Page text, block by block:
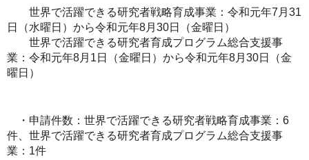
世界で活躍できる研究者戦略育成事業：令和元年7月31
日（水曜日）から令和元年8月30日（金曜日）
世界で活躍できる研究者育成プログラム総合支援事
業：令和元年8月1日（金曜日）から令和元年8月30日（金
曜日）
・申請件数：世界で活躍できる研究者戦略育成事業：6
件、世界で活躍できる研究者育成プログラム総合支援事
業：1件